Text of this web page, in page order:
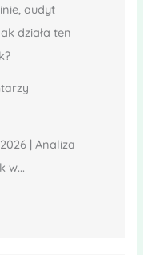
audyt
działa ten
| Analiza
w...